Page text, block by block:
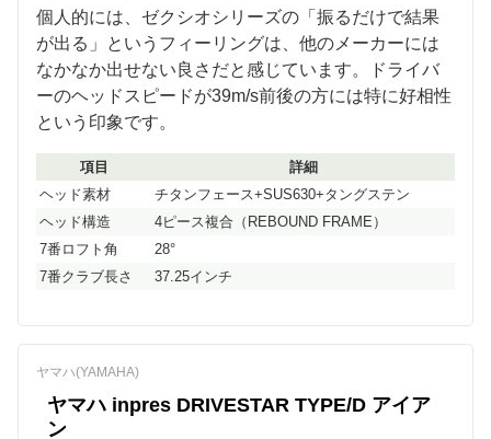
個人的には、ゼクシオシリーズの「振るだけで結果
が出る」というフィーリングは、他のメーカーには
なかなか出せない良さだと感じています。ドライバ
ーのヘッドスピードが39m/s前後の方には特に好相性
という印象です。
項目
詳細
ヘッド素材
チタンフェース+SUS630+タングステン
ヘッド構造
4ピース複合（REBOUND FRAME）
7番ロフト角
28°
7番クラブ長さ
37.25インチ
ヤマハ(YAMAHA)
ヤマハ inpres DRIVESTAR TYPE/D アイア
ン